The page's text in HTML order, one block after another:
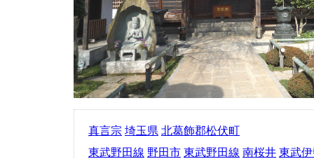
真言宗 埼玉県 北葛飾郡松伏町
東武野田線 野田市 東武野田線 南桜井 東武